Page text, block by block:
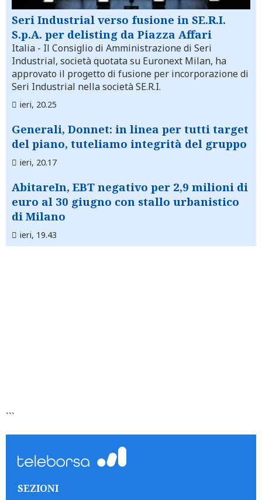
Seri Industrial verso fusione in SE.R.I.
S.p.A. per delisting da Piazza Affari
Italia - Il Consiglio di Amministrazione di Seri
Industrial, società quotata su Euronext Milan, ha
approvato il progetto di fusione per incorporazione di
Seri Industrial nella società SE.R.I.
ieri, 20.25
Generali, Donnet: in linea per tutti target
del piano, tuteliamo integrità del gruppo
ieri, 20.17
AbitareIn, EBT negativo per 2,9 milioni di
euro al 30 giugno con stallo urbanistico
di Milano
ieri, 19.43
```
SEZIONI